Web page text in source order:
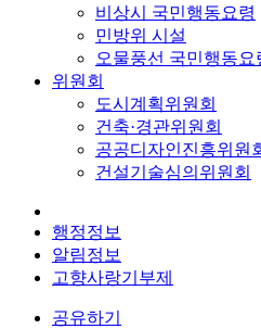
비상시 국민행동요령
민방위 시설
오물풍선 국민행동요
위원회
도시계획위원회
건축·경관위원회
공공디자인진흥위원
건설기술심의위원회
행정정보
알림정보
고향사랑기부제
공유하기